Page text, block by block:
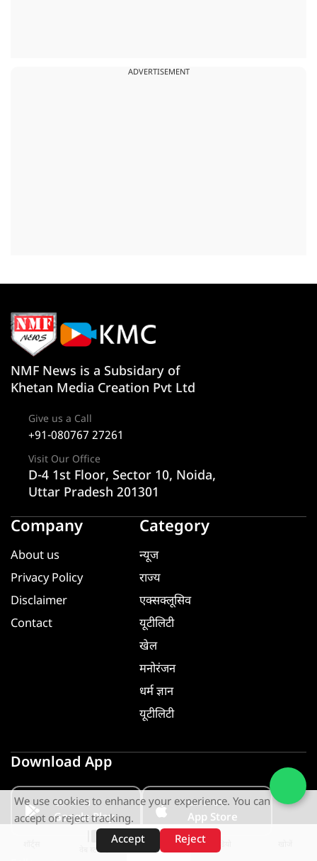
ADVERTISEMENT
वेब स्टोरीज़
NMF News is a Subsidary of
Khetan Media Creation Pvt Ltd
Give us a Call
+91-080767 27261
Visit Our Office
D-4 1st Floor, Sector 10, Noida,
Uttar Pradesh 201301
Company
About us
Privacy Policy
Disclaimer
Contact
Category
न्यूज
राज्य
एक्सक्लूसिव
यूटीलिटी
खेल
मनोरंजन
धर्म ज्ञान
यूटीलिटी
Download App
GET IT ON
Google Play
GET IT ON
App Store
We use cookies to enhance your experience. You can
accept or reject tracking.
Accept
Reject